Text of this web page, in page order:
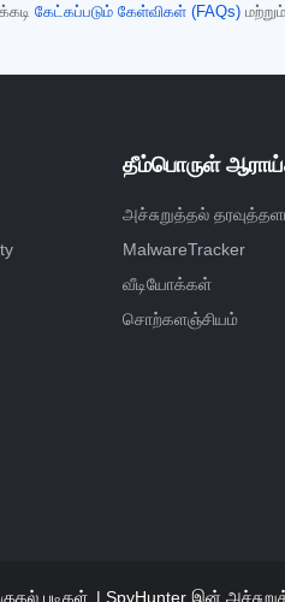
கேட்கப்படும் கேள்விகள் (FAQs) மற்றும்
தீம்பொருள்
அச்சுறுத்தல்
MalwareTracker
வீடியோக்கள்
சொற்களஞ்சியம்
படிகள் SpyHunter இன்